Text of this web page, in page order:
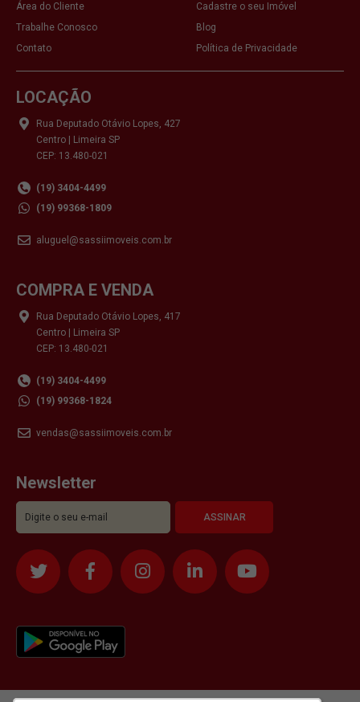
Área do Cliente
Cadastre o seu Imóvel
Trabalhe Conosco
Blog
Contato
Política de Privacidade
LOCAÇÃO
Rua Deputado Otávio Lopes, 427
Centro | Limeira SP
CEP: 13.480-021
(19) 3404-4499
(19) 99368-1809
aluguel@sassiimoveis.com.br
COMPRA E VENDA
Rua Deputado Otávio Lopes, 417
Centro | Limeira SP
CEP: 13.480-021
(19) 3404-4499
(19) 99368-1824
vendas@sassiimoveis.com.br
Newsletter